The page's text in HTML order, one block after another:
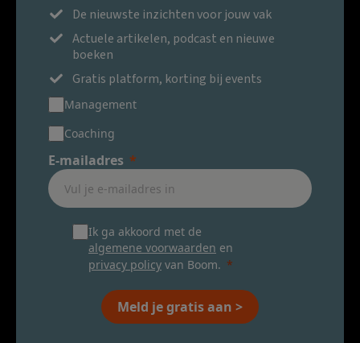
De nieuwste inzichten voor jouw vak
Actuele artikelen, podcast en nieuwe
boeken
Gratis platform, korting bij events
Management
Coaching
E-mailadres
Ik ga akkoord met de
algemene voorwaarden en
privacy policy van Boom.
Meld je gratis aan >